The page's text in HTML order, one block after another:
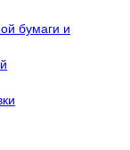
бумаги и